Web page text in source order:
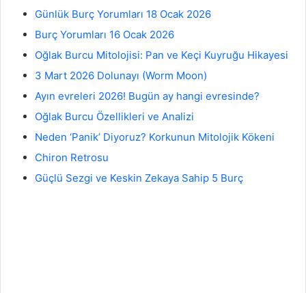
Günlük Burç Yorumları 18 Ocak 2026
Burç Yorumları 16 Ocak 2026
Oğlak Burcu Mitolojisi: Pan ve Keçi Kuyruğu Hikayesi
3 Mart 2026 Dolunayı (Worm Moon)
Ayın evreleri 2026! Bugün ay hangi evresinde?
Oğlak Burcu Özellikleri ve Analizi
Neden ‘Panik’ Diyoruz? Korkunun Mitolojik Kökeni
Chiron Retrosu
Güçlü Sezgi ve Keskin Zekaya Sahip 5 Burç